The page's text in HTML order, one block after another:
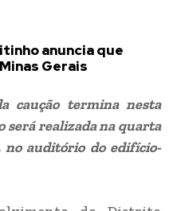
anuncia que
Gerais
caução termina nesta
será realizada na quarta
no auditório do edifício-